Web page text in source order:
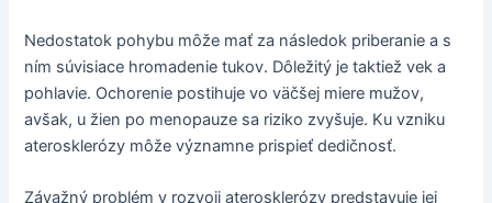
Nedostatok pohybu môže mať za následok priberanie a s
ním súvisiace hromadenie tukov. Dôležitý je taktiež vek a
pohlavie. Ochorenie postihuje vo väčšej miere mužov,
avšak, u žien po menopauze sa riziko zvyšuje. Ku vzniku
aterosklerózy môže významne prispieť dedičnosť.
Závažný problém v rozvoji aterosklerózy predstavuje jej